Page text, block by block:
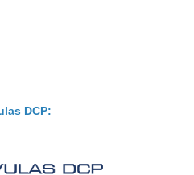
DCP: